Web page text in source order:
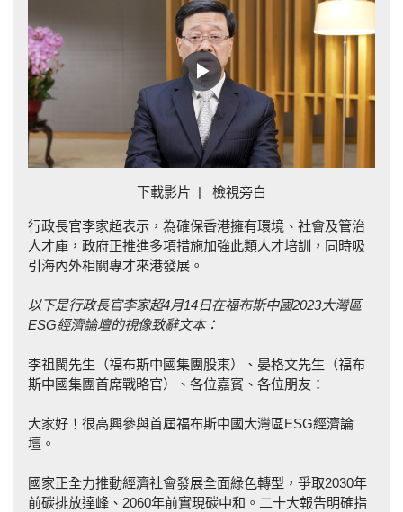
Play
Video
下載影片 | 檢視旁白
行政長官李家超表示，為確保香港擁有環境、社會及管治
人才庫，政府正推進多項措施加強此類人才培訓，同時吸
引海內外相關專才來港發展。
以下是行政長官李家超4月14日在福布斯中國2023大灣區
ESG經濟論壇的視像致辭文本：
李祖閩先生（福布斯中國集團股東）、晏格文先生（福布
斯中國集團首席戰略官）、各位嘉賓、各位朋友：
大家好！很高興參與首屆福布斯中國大灣區ESG經濟論
壇。
國家正全力推動經濟社會發展全面綠色轉型，爭取2030年
前碳排放達峰、2060年前實現碳中和。二十大報告明確指